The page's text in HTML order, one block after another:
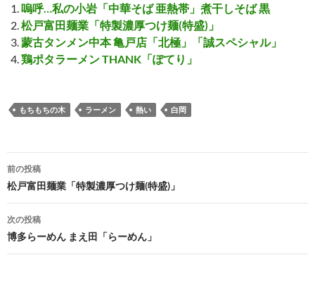
嗚呼…私の小岩「中華そば 亜熱帯」煮干しそば 黒
松戸富田麺業「特製濃厚つけ麺(特盛)」
蒙古タンメン中本 亀戸店「北極」「誠スペシャル」
鶏ポタラーメン THANK「ぽてり」
もちもちの木 ラーメン 熱い 白岡
投
稿
ナ
ビ
ゲ
前の投稿
松戸富田麺業「特製濃厚つけ麺(特盛)」
次の投稿
博多らーめん まえ田「らーめん」